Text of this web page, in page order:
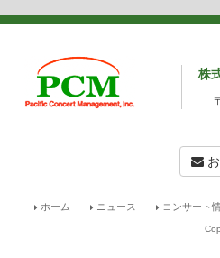
ックスからリリースした『J.S.バッハ
フィリップスとオニックスからリリー
ストのアラスデア・ビートソンとは、ベ
Signum Classicsからリリースしており
してヨーロッパ、アジアで全曲ツアーを
アラスデア・ビートソン（ピアノ）
ールやキングス・プレイスのほか、バー
株
ホーム ニュース コンサート